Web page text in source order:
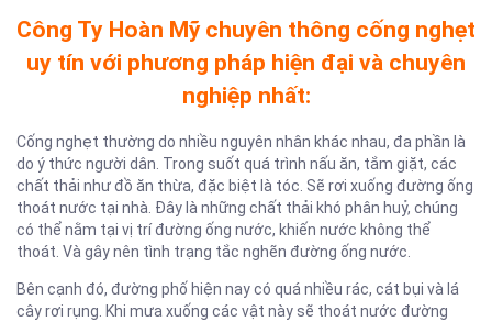
Công Ty Hoàn Mỹ chuyên thông cống nghẹt
uy tín với phương pháp hiện đại và chuyên
nghiệp nhất:
Cống nghẹt thường do nhiều nguyên nhân khác nhau, đa phần là
do ý thức người dân. Trong suốt quá trình nấu ăn, tắm giặt, các
chất thải như đồ ăn thừa, đặc biệt là tóc. Sẽ rơi xuống đường ống
thoát nước tại nhà. Đây là những chất thải khó phân huỷ, chúng
có thể nằm tại vị trí đường ống nước, khiến nước không thể
thoát. Và gây nên tình trạng tắc nghẽn đường ống nước.
Bên cạnh đó, đường phố hiện nay có quá nhiều rác, cát bụi và lá
cây rơi rụng. Khi mưa xuống các vật này sẽ thoát nước đường